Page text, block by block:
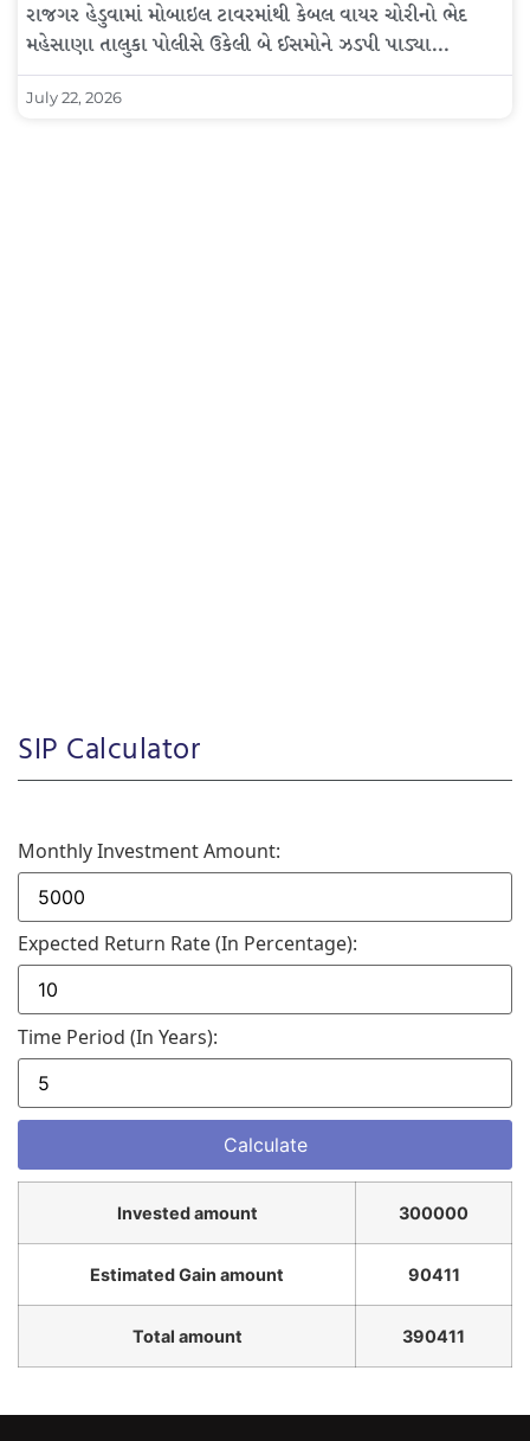
રાજગર હેડુવામાં મોબાઇલ ટાવરમાંથી કેબલ વાયર ચોરીનો ભેદ
મહેસાણા તાલુકા પોલીસે ઉકેલી બે ઈસમોને ઝડપી પાડ્યા…
July 22, 2026
SIP Calculator
Monthly Investment Amount:
Expected Return Rate (in Percentage):
Time Period (in Years):
Invested amount 300000
Estimated Gain amount 90411
Total amount 390411